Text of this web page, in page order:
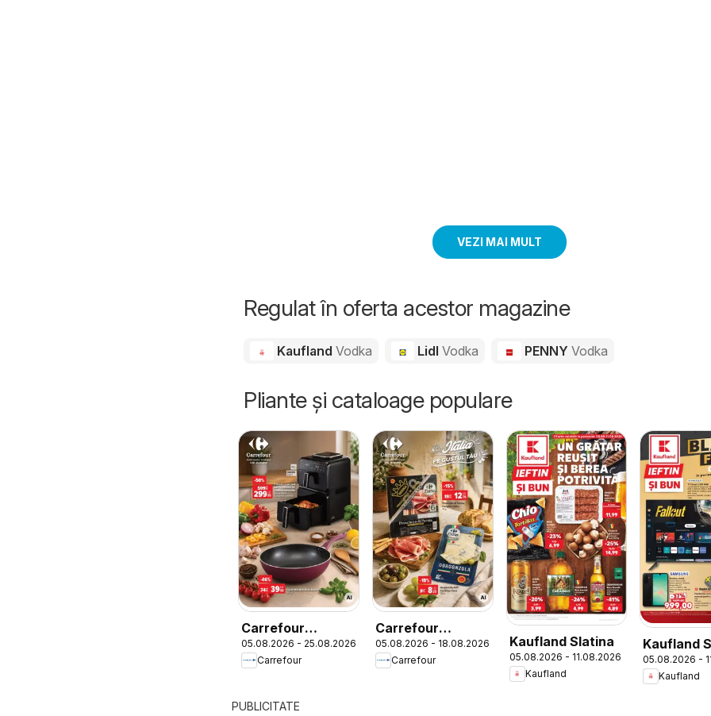
VEZI MAI MULT
Regulat în oferta acestor magazine
Kaufland Vodka LidlVodka PENNYVodka
Pliante și cataloage populare
Carrefour
Catalog Nonfood
05.08.2026 - 25.08.2026
Carrefour
Carrefour
Catalog Special
Italian week
05.08.2026 - 18.08.2026
Carrefour
Kaufland Slatina
05.08.2026 - 11.08.2026
Kaufland
Kaufland
05.08.2026 -
Kaufland
PUBLICITATE